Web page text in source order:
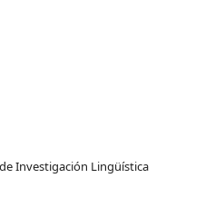
Investigación Lingüística